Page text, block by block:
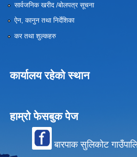
सार्वजनिक खरीद /बोलपत्र सूचना
ऐन, कानुन तथा निर्देशिका
कर तथा शुल्कहरु
कार्यालय रहेको स्थान
हाम्रो फेसबुक पेज
बारपाक सुलिकोट